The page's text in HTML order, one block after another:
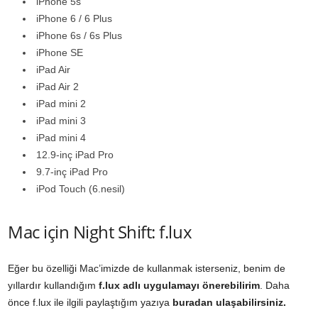
iPhone 6 / 6 Plus
iPhone 6s / 6s Plus
iPhone SE
iPad Air
iPad Air 2
iPad mini 2
iPad mini 3
iPad mini 4
12.9-inç iPad Pro
9.7-inç iPad Pro
iPod Touch (6.nesil)
Mac için Night Shift: f.lux
Eğer bu özelliği Mac’imizde de kullanmak isterseniz, benim de
yıllardır kullandığım f.lux adlı uygulamayı önerebilirim . Daha
önce f.lux ile ilgili paylaştığım yazıya buradan ulaşabilirsiniz.